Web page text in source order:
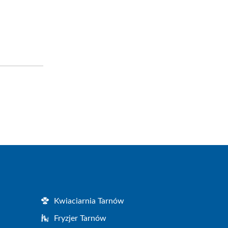
Kwiaciarnia Tarnów
Fryzjer Tarnów